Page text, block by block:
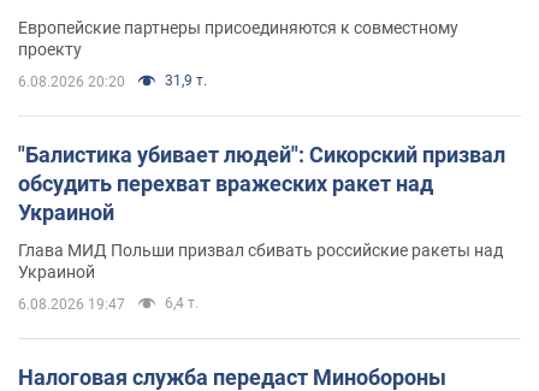
Европейские партнеры присоединяются к совместному
проекту
6.08.2026 20:20 31,9 т.
"Балистика убивает людей": Сикорский призвал
обсудить перехват вражеских ракет над
Украиной
Глава МИД Польши призвал сбивать российские ракеты над
Украиной
6.08.2026 19:47 6,4 т.
Налоговая служба передаст Минобороны